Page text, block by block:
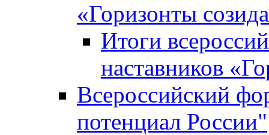
«Горизонты
Итоги
наставников
Всероссийский
потенциал России"